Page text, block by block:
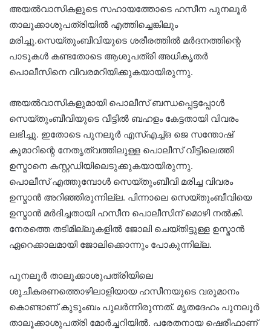
അയൽവാസികളുടെ സഹായത്തോടെ ഹസീന പുനലൂർ
താലൂക്കാശുപത്രിയിൽ എത്തിച്ചെങ്കിലും
മരിച്ചു.സെയ്തുംബീവിയുടെ ശരീരത്തിൽ മർദനത്തിന്റെ
പാടുകൾ കണ്ടതോടെ ആശുപത്രി അധികൃതർ
പൊലീസിനെ വിവരമറിയിക്കുകയായിരുന്നു.
അയൽവാസികളുമായി പൊലീസ് ബന്ധപ്പെട്ടപ്പോൾ
സെയ്തുംബീവിയുടെ വീട്ടിൽ ബഹളം കേട്ടതായി വിവരം
ലഭിച്ചു. ഇതോടെ പുനലൂർ എസ്എച്ച്ഒ ജെ സന്തോഷ്
കുമാറിന്റെ നേതൃത്വത്തിലുള്ള പൊലീസ് വീട്ടിലെത്തി
ഉസ്മാനെ കസ്റ്റഡിയിലെടുക്കുകയായിരുന്നു.
പൊലീസ് എത്തുമ്പോൾ സെയ്തുംബീവി മരിച്ച വിവരം
ഉസ്മാൻ അറിഞ്ഞിരുന്നില്ല. പിന്നാലെ സെയ്തുംബീവിയെ
ഉസ്മാൻ മർദിച്ചതായി ഹസീന പൊലീസിന് മൊഴി നൽകി.
നേരത്തെ തടിമില്ലുകളിൽ ജോലി ചെയ്തിട്ടുള്ള ഉസ്മാൻ
ഏറെക്കാലമായി ജോലിക്കൊന്നും പോകുന്നില്ല.
പുനലൂർ താലൂക്കാശുപത്രിയിലെ
ശുചീകരണത്തൊഴിലാളിയായ ഹസീനയുടെ വരുമാനം
കൊണ്ടാണ് കുടുംബം പുലർന്നിരുന്നത്. മൃതദേഹം പുനലൂർ
താലൂക്കാശുപത്രി മോർച്ചറിയിൽ. പരേതനായ ഷെരീഫാണ്‌